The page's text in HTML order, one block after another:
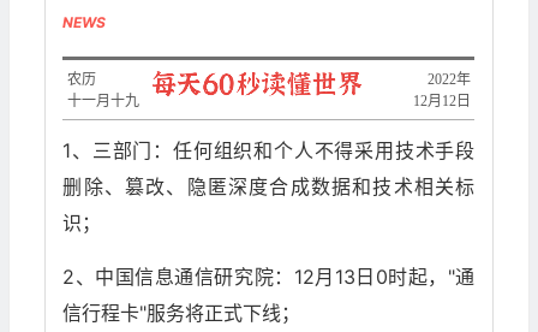
NEWS
2022年
12月12日
农历
十一月十九
1、三部门：任何组织和个人不得采用技术手段
删除、篡改、隐匿深度合成数据和技术相关标
识；
2、中国信息通信研究院：12月13日0时起，"通
信行程卡"服务将正式下线；